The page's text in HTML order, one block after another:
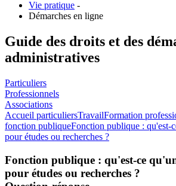
Vie pratique -
Démarches en ligne
Guide des droits et des
administratives
Particuliers
Professionnels
Associations
Accueil particuliersTravailFormation
fonction publiqueFonction publique : qu'est-
pour études ou recherches ?
Fonction publique : qu'est-ce
pour études ou recherches ?